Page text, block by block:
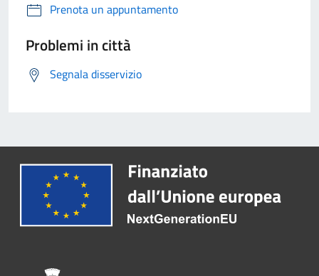
Prenota un appuntamento
Problemi in città
Segnala disservizio